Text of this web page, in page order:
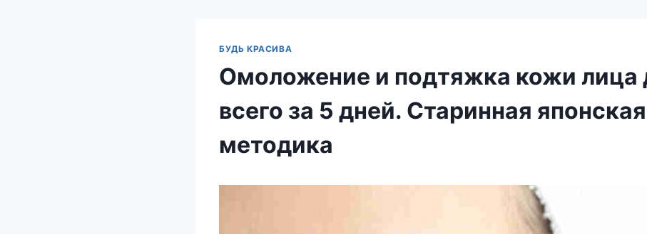
БУДЬ КРАСИВА
Омоложение и подтяжка кожи лица
всего за 5 дней. Старинная японская
методика